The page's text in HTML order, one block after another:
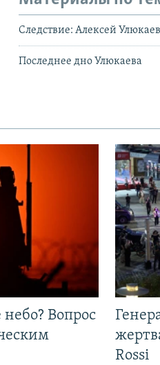
Следствие: Алексей
Последнее дно Улюкаева
Вопрос
Rossi